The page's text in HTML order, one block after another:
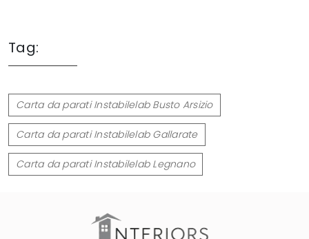
Tag:
Carta da parati Instabilelab Busto Arsizio
Carta da parati Instabilelab Gallarate
Carta da parati Instabilelab Legnano